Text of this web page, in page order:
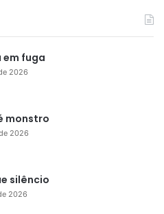
fuga
2026
monstro
2026
silêncio
2026